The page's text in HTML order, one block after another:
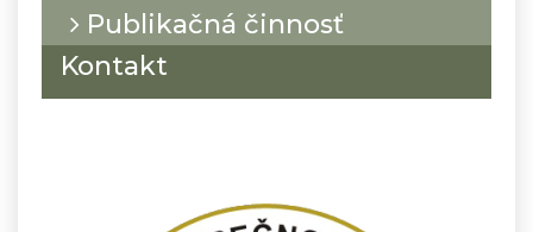
Publikačná činnosť
Kontakt